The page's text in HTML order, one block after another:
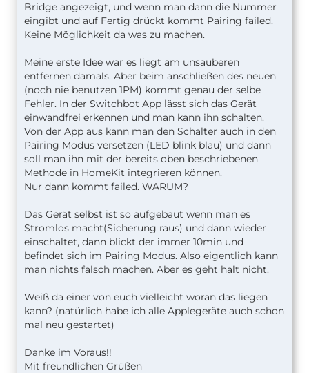
Bridge angezeigt, und wenn man dann die Nummer
eingibt und auf Fertig drückt kommt Pairing failed.
Keine Möglichkeit da was zu machen.
Meine erste Idee war es liegt am unsauberen
entfernen damals. Aber beim anschließen des neuen
(noch nie benutzen 1PM) kommt genau der selbe
Fehler. In der Switchbot App lässt sich das Gerät
einwandfrei erkennen und man kann ihn schalten.
Von der App aus kann man den Schalter auch in den
Pairing Modus versetzen (LED blink blau) und dann
soll man ihn mit der bereits oben beschriebenen
Methode in HomeKit integrieren können.
Nur dann kommt failed. WARUM?
Das Gerät selbst ist so aufgebaut wenn man es
Stromlos macht(Sicherung raus) und dann wieder
einschaltet, dann blickt der immer 10min und
befindet sich im Pairing Modus. Also eigentlich kann
man nichts falsch machen. Aber es geht halt nicht.
Weiß da einer von euch vielleicht woran das liegen
kann? (natürlich habe ich alle Applegeräte auch schon
mal neu gestartet)
Danke im Voraus!!
Mit freundlichen Grüßen